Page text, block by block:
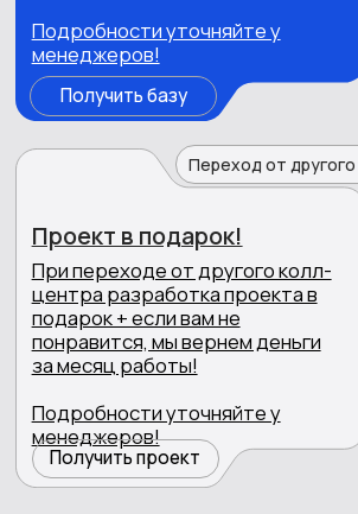
Интернет-магазины Страхование
Транспортные компании
Транспортные компании
Сроки
передачи
10
переданных
200
От базы
10000
Холодные звонки с поиском клиентов
Наша база
Полностью наша телефония